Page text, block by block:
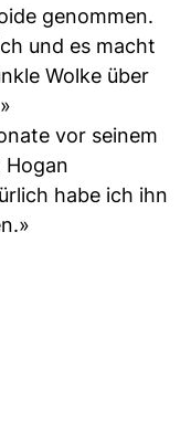
genommen.
und es macht
Wolke über
vor seinem
habe ich ihn